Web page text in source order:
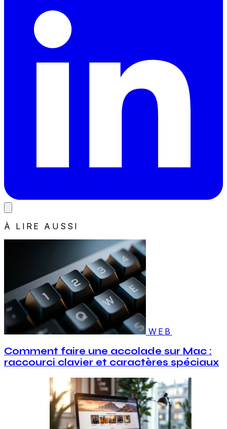
À LIRE AUSSI
WEB
Comment faire une accolade sur Mac :
raccourci clavier et caractères spéciaux